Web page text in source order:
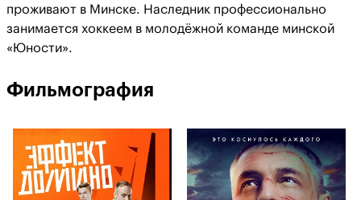
проживают в Минске. Наследник профессионально
занимается хоккеем в молодёжной команде минской
«Юности».
Фильмография